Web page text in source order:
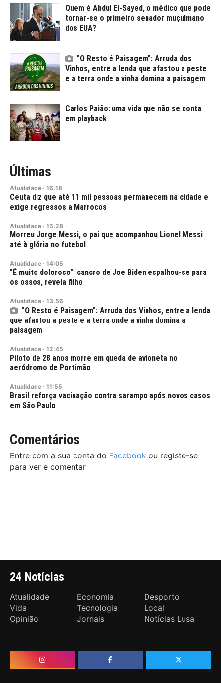
Quem é Abdul El-Sayed, o médico que pode
tornar-se o primeiro senador muçulmano
dos EUA?
"O Resto é Paisagem": Arruda dos
Vinhos, entre a lenda que afastou a peste
e a terra onde a vinha domina a paisagem
Carlos Paião: uma vida que não se conta
em playback
Últimas
Atualidade · 16:18
Ceuta diz que até 11 mil pessoas permanecem na cidade e
exige regressos a Marrocos
Atualidade · 15:28
Morreu Jorge Messi, o pai que acompanhou Lionel Messi
até à glória no futebol
Atualidade · 14:05
"É muito doloroso": cancro de Joe Biden espalhou-se para
os ossos, revela filho
Atualidade · 13:56
"O Resto é Paisagem": Arruda dos Vinhos, entre a lenda
que afastou a peste e a terra onde a vinha domina a
paisagem
Atualidade · 12:45
Piloto de 28 anos morre em queda de avioneta no
aeródromo de Portimão
Atualidade · 11:55
Brasil reforça vacinação contra sarampo após novos casos
em São Paulo
Comentários
Entre com a sua conta do Facebook ou registe-se
para ver e comentar
24 Notícias
Atualidade Economia
Desporto
Vida
Tecnologia
Local
Opinião
Jornais Notícias Lusa